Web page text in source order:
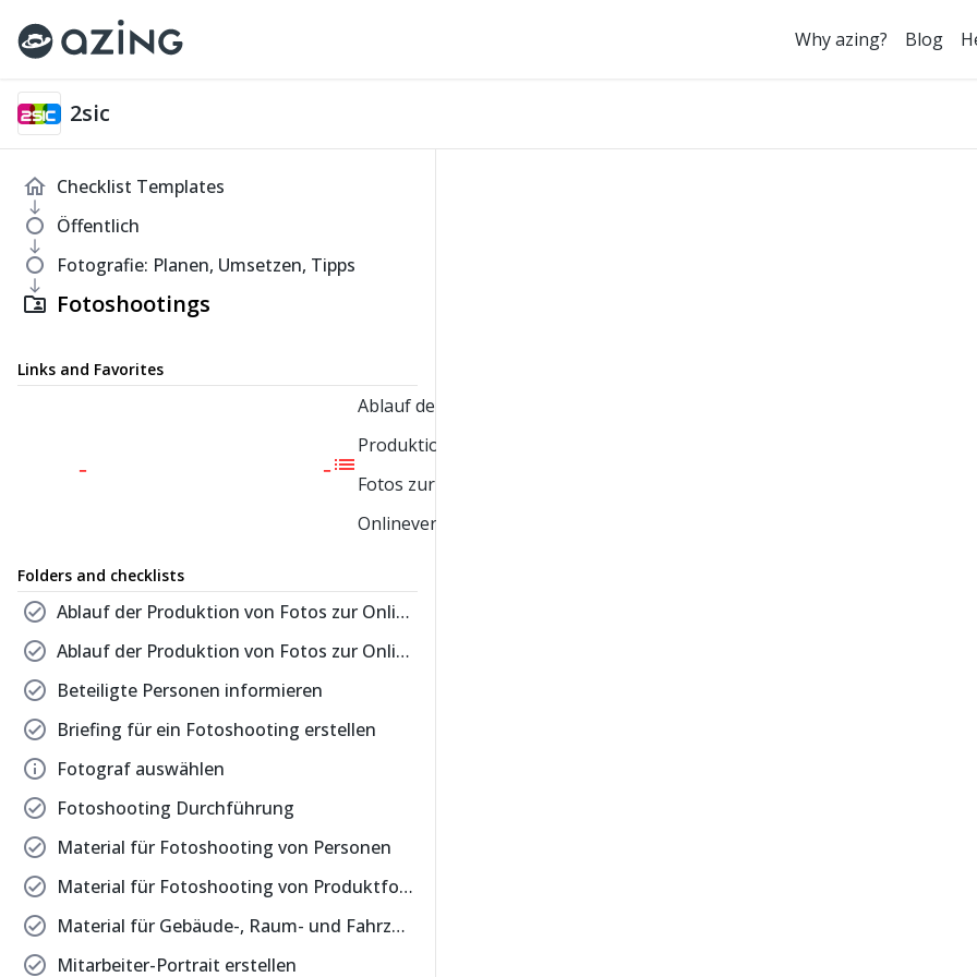
Why azing? Blog
2sic
home Checklist Templates
south
fiber_manual_record Öffentlich
south
fiber_manual_record Fotografie: Planen, Umsetzen, Tipps
south
folder_shared Fotoshootings
Links and Favorites
fa-clipboard-list
Ablauf der
Produktion von
Fotos zur
Onlineverwendung
Folders and checklists
check_circle Ablauf der Produktion von Fotos zur Onlineverwendung
check_circle Ablauf der Produktion von Fotos zur Onlineverwendung
check_circle Beteiligte Personen informieren
check_circle Briefing für ein Fotoshooting erstellen
info Fotograf auswählen
check_circle Fotoshooting Durchführung
check_circle Material für Fotoshooting von Personen
check_circle Material für Fotoshooting von Produktfotos
check_circle Material für Gebäude-, Raum- und Fahrzeugfotos
check_circle Mitarbeiter-Portrait erstellen